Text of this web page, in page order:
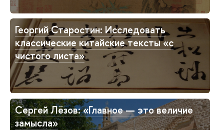
Георгий Старостин: Исследовать
классические китайские тексты «с
чистого листа»
Сергей Лёзов: «Главное — это величие
замысла»